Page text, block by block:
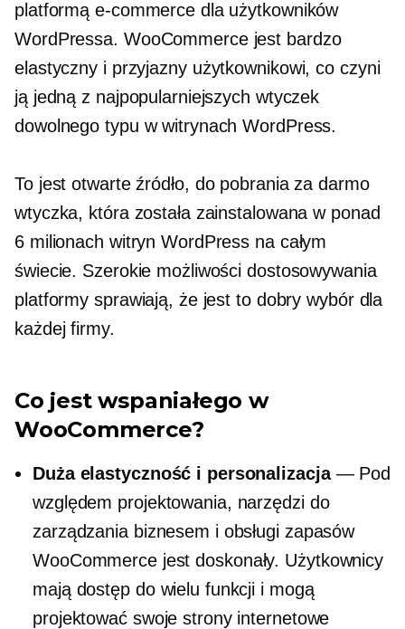
platformą e-commerce dla użytkowników
WordPressa. WooCommerce jest bardzo
elastyczny i przyjazny użytkownikowi, co czyni
ją jedną z najpopularniejszych wtyczek
dowolnego typu w witrynach WordPress.
To jestotwarte źródło, do pobrania za darmo
wtyczka, która została zainstalowana w ponad
6 milionach witryn WordPress na całym
świecie. Szerokie możliwości dostosowywania
platformy sprawiają, że jest to dobry wybór dla
każdej firmy.
Co jest wspaniałego w
WooCommerce?
Duża elastyczność i personalizacja— Pod
względem projektowania, narzędzi do
zarządzania biznesem i obsługi zapasów
WooCommerce jest doskonały. Użytkownicy
mają dostęp do wielu funkcji i mogą
projektować swoje strony internetowe